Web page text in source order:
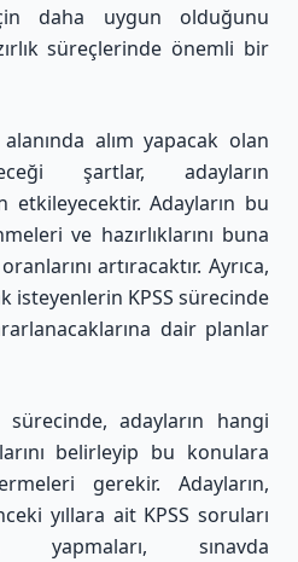
daha uygun olduğunu
süreçlerinde önemli bir
alım yapacak olan
şartlar, adayların
etkileyecektir. Adayların bu
ve hazırlıklarını buna
artıracaktır. Ayrıca,
isteyenlerin KPSS sürecinde
dair planlar
sürecinde, adayların hangi
belirleyip bu konulara
gerekir. Adayların,
yıllara ait KPSS soruları
yapmaları, sınavda